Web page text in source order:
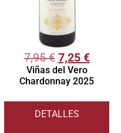
7,95€ 7,25 €
Viñas del Vero
Chardonnay 2025
DETALLES